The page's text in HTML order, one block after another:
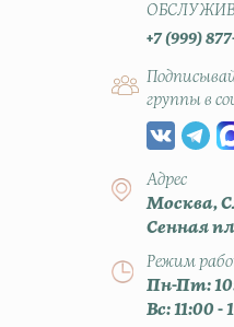
+7 (999)
группы в
Адрес
Москва,
Сенная
Режим
Пн-Пт:
Вс: 11:00 -